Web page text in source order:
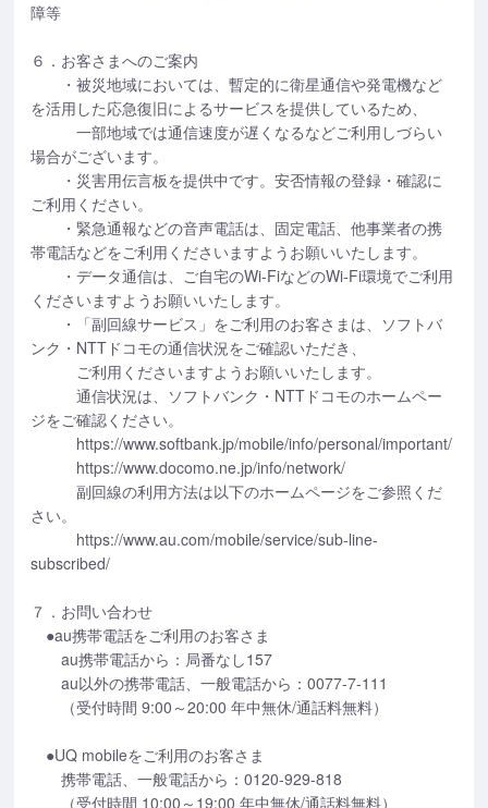
障等
６．お客さまへのご案内
・被災地域においては、暫定的に衛星通信や発電機など
を活用した応急復旧によるサービスを提供しているため、
一部地域では通信速度が遅くなるなどご利用しづらい
場合がございます。
・災害用伝言板を提供中です。安否情報の登録・確認に
ご利用ください。
・緊急通報などの音声電話は、固定電話、他事業者の携
帯電話などをご利用くださいますようお願いいたします。
・データ通信は、ご自宅のWi-FiなどのWi-Fi環境でご利用
くださいますようお願いいたします。
・「副回線サービス」をご利用のお客さまは、ソフトバ
ンク・NTTドコモの通信状況をご確認いただき、
ご利用くださいますようお願いいたします。
通信状況は、ソフトバンク・NTTドコモのホームペー
ジをご確認ください。
https://www.softbank.jp/mobile/info/personal/important/
https://www.docomo.ne.jp/info/network/
副回線の利用方法は以下のホームページをご参照くだ
さい。
https://www.au.com/mobile/service/sub-line-
subscribed/
７．お問い合わせ
●au携帯電話をご利用のお客さま
au携帯電話から：局番なし157
au以外の携帯電話、一般電話から：0077-7-111
（受付時間 9:00～20:00 年中無休/通話料無料）
●UQ mobileをご利用のお客さま
携帯電話、一般電話から：0120-929-818
（受付時間 10:00～19:00 年中無休/通話料無料）